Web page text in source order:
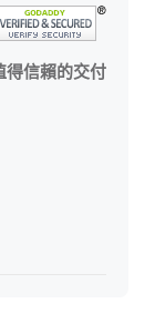
得信賴的交付